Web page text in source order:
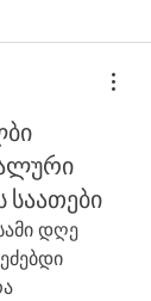
საათები
დღე